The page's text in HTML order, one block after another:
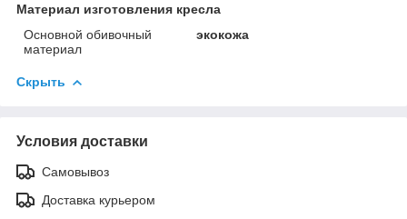
Материал изготовления кресла
Основной обивочный
материал
экокожа
Скрыть
Условия доставки
Самовывоз
Доставка курьером